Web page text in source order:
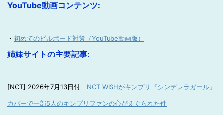
YouTube動画コンテンツ:
・ 初めてのビルボード対策（YouTube動画版）
姉妹サイトの主要記事:
[NCT] 2026年7月13日付 NCT WISHがキンプリ『シンデレラガール』
カバーで一部5人のキンプリファンの心がえぐられた件